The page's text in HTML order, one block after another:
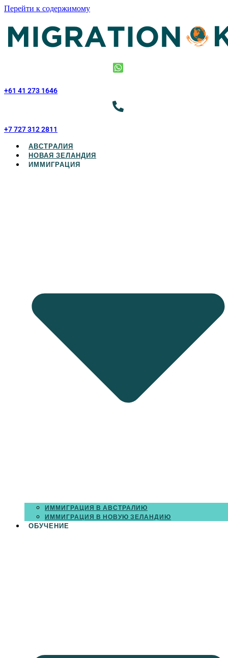
Перейти к содержимому
+61 41 273 1646
+7 727 312 2811
АВСТРАЛИЯ
НОВАЯ ЗЕЛАНДИЯ
ИММИГРАЦИЯ
ИММИГРАЦИЯ В АВСТРАЛИЮ
ИММИГРАЦИЯ В НОВУЮ ЗЕЛАНДИЮ
ОБУЧЕНИЕ